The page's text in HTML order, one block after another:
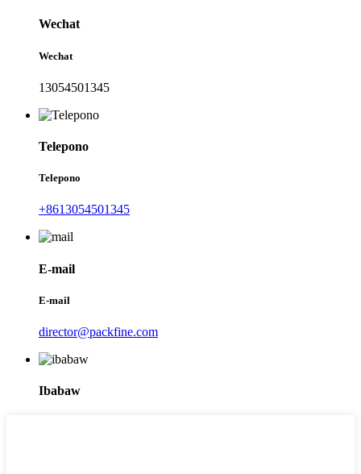
Wechat
Wechat
13054501345
Telepono
Telepono
+8613054501345
E-mail
E-mail
director@packfine.com
Ibabaw